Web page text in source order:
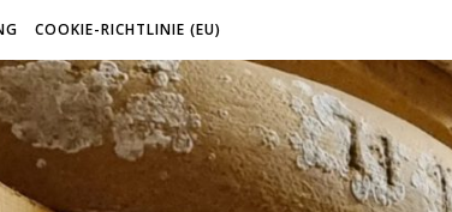
COOKIE-RICHTLINIE (EU)